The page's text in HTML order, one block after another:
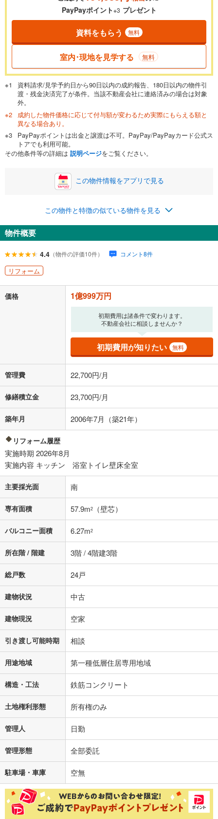
一般的には最長35年まで借り入れ可能です。多くの金融機関
が完済時の年齢は80歳までを条件としています。
閉じる
頭金 万円
0万円 1億999万円
自己資金から住宅購入にかけられる金額を入力してくださ
い。一般的には物件価格の2割までが目安です。
閉じる
ボーナス
万円
0円
ナス時の増額分（1回分）を入力してください。
ボーナス払いの限度額は金融機関によって異なります。
閉じる
月々の返済額
ローン返済額 285,517円（頭金比率 0%）
「金利」については、ご利用を予定されている金融機関等にご確認の
上、ご自身での入力をお願いいたします。初期設定で自動入力されてい
の金融機関等における貸出金利を何ら保証するものではありません。返
済方法「元利均等返済」にて算出しております。入力された金利を35年
適用した場合の計算結果を表示しています。
その他月額費用や、初期費用がかかります。ご注意ください。実際にお
借り入れの際は各金融機関等に、必ずご自身でご確認をお願いいたしま
不動産会社に購入相談をする
閉じる
PayPayポイント※3 プレゼント
資料をもらう 無料
室内･現地を見学する 無料
資料請求/見学予約日から90日以内の成約報告、180日以内の物件引
渡・残金決済完了が条件。当該不動産会社に連絡済みの場合は対象
外。
成約した物件価格に応じて付与額が変わるため実際にもらえる額と
異なる場合あり。
PayPayポイントは出金と譲渡は不可。PayPay/PayPayカード公式ス
トアでも利用可能。
その他条件等の詳細は 説明ページをご覧ください。
この物件情報をアプリで見る
この物件と特徴の似ている物件を見る
物件概要
4.4 （物件の評価10件） コメント8件
リフォーム
価格 1億999万円
初期費用は諸条件で変わります。
不動産会社に相談しませんか？
初期費用が知りたい 無料
管理費 22,700円/月
修繕積立金 23,700円/月
築年月 2006年7月（築21年）
リフォーム履歴
実施時期 2026年8月
実施内容 キッチン 浴室トイレ壁床全室
主要採光面 南
専有面積 57.9m2 （壁芯）
バルコニー面積 6.27m2
所在階 / 階建 3階 / 4階建3階
総戸数 24戸
建物状況 中古
建物現況 空家
引き渡し可能時期 相談
用途地域 第一種低層住居専用地域
構造・工法 鉄筋コンクリート
土地権利形態 所有権のみ
管理人 日勤
管理形態 全部委託
駐車場・車庫 空無